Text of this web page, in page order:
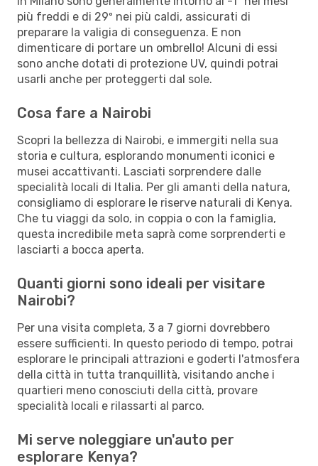
più freddi e di 29º nei più caldi, assicurati di
preparare la valigia di conseguenza. E non
dimenticare di portare un ombrello! Alcuni di essi
sono anche dotati di protezione UV, quindi potrai
usarli anche per proteggerti dal sole.
Cosa fare a Nairobi
Scopri la bellezza di Nairobi, e immergiti nella sua
storia e cultura, esplorando monumenti iconici e
musei accattivanti. Lasciati sorprendere dalle
specialità locali di Italia. Per gli amanti della natura,
consigliamo di esplorare le riserve naturali di Kenya.
Che tu viaggi da solo, in coppia o con la famiglia,
questa incredibile meta saprà come sorprenderti e
lasciarti a bocca aperta.
Quanti giorni sono ideali per visitare
Nairobi?
Per una visita completa, 3 a 7 giorni dovrebbero
essere sufficienti. In questo periodo di tempo, potrai
esplorare le principali attrazioni e goderti l'atmosfera
della città in tutta tranquillità, visitando anche i
quartieri meno conosciuti della città, provare
specialità locali e rilassarti al parco.
Mi serve noleggiare un'auto per
esplorare Kenya?